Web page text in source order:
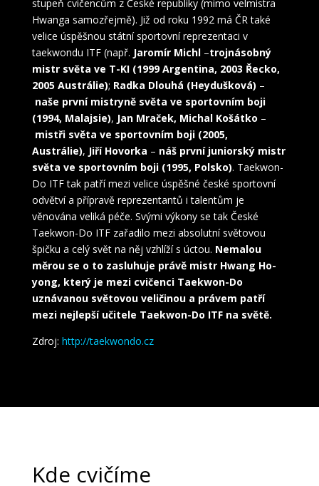
stupeň cvičencům z České republiky (mimo velmistra
Hwanga samozřejmě). Již od roku 1992 má ČR také
velice úspěšnou státní sportovní reprezentaci v
taekwondu ITF (např. Jaromír Michl–trojnásobný
mistr světa ve T-KI (1999 Argentina, 2003 Řecko,
2005 Austrálie); Radka Dlouhá (Heydušková) –
naše první mistryně světa ve sportovním boji
(1994, Malajsie), Jan Mraček, Michal Košátko –
mistři světa ve sportovním boji (2005,
Austrálie), Jiří Hovorka – náš první juniorský mistr
světa ve sportovním boji (1995, Polsko). Taekwon-
Do ITF tak patří mezi velice úspěšné české sportovní
odvětví a přípravě reprezentantů i talentům je
věnována veliká péče. Svými výkony se tak České
Taekwon-Do ITF zařadilo mezi absolutní světovou
špičku a celý svět na něj vzhlíží s úctou. Nemalou
měrou se o to zasluhuje právě mistr Hwang Ho-
yong, který je mezi cvičenci Taekwon-Do
uznávanou světovou veličinou a právem patří
mezi nejlepší učitele Taekwon-Do ITF na světě.
Zdroj: http://taekwondo.cz
Kde cvičíme